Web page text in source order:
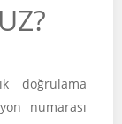
doğrulama
numarası